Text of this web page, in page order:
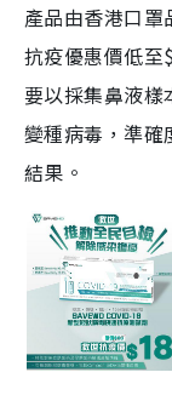
產品由香港口罩
抗疫優惠價低至
要以採集鼻液
變種病毒，準
結果。